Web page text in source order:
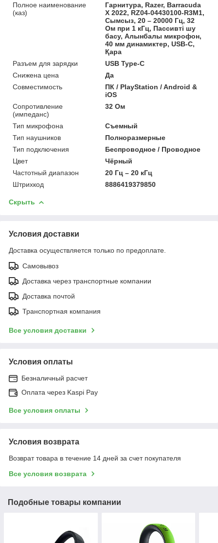
Полное наименование
(каз)
Гарнитура, Razer, Barracuda
X 2022, RZ04-04430100-R3M1,
Сымсыз, 20 – 20000 Гц, 32
Ом при 1 кГц, Пассивті шу
басу, Алынбалы микрофон,
40 мм динамиктер, USB-C,
Қара
Разъем для зарядки
USB Type-C
Снижена цена
Да
Совместимость
ПК / PlayStation / Android &
iOS
Сопротивление
(импеданс)
32 Ом
Тип микрофона
Съемный
Тип наушников
Полноразмерные
Тип подключения
Беспроводное / Проводное
Цвет
Чёрный
Частотный диапазон
20 Гц – 20 кГц
Штрихкод
8886419379850
Скрыть
Условия доставки
Доставка осуществляется только по предоплате.
Самовывоз
Доставка через транспортные компании
Доставка почтой
Транспортная компания
Все условия доставки
Условия оплаты
Безналичный расчет
Оплата через Kaspi Pay
Все условия оплаты
Условия возврата
Возврат товара в течение 14 дней за счет покупателя
Все условия возврата
Подобные товары компании